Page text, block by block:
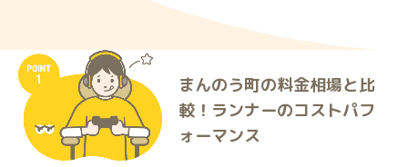
まんのう町の料金相場と比
較！ランナーのコストパフ
ォーマンス